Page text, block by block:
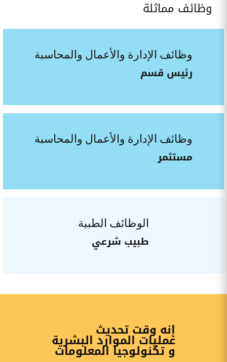
وظائف مماثلة
وظائف الإدارة والأعمال والمحاسبة
رئيس قسم
وظائف الإدارة والأعمال والمحاسبة
مستثمر
الوظائف الطبية
طبيب شرعي
إنه وقت تحديث
عمليات الموارد البشرية
و تكنولوجيا المعلومات